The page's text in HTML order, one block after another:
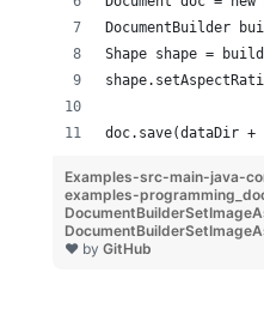
DocumentBuilder
Shape shape =
doc.save(dataDir
Examples-src-main-java-
examples-
❤ by GitHub